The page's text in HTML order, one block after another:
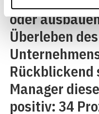
oder
Überleben
Rückblickend
Manager
positiv: 34